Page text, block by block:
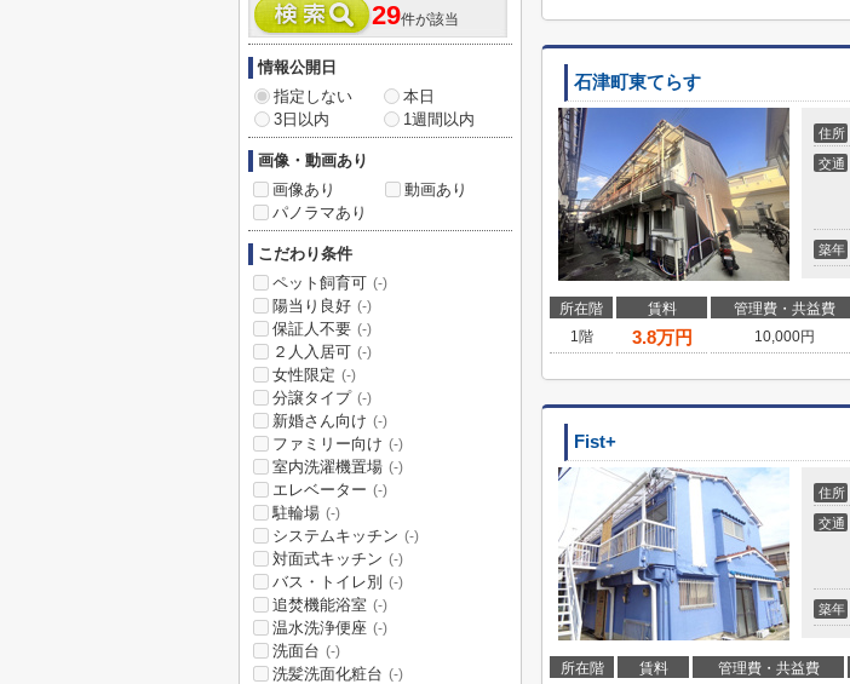
石津町東てらす
住所
交通
築年
所在階 賃料 管理費・共益費
1階
3.8万円 10,000円
Fist+
住所
交通
築年
所在階 賃料 管理費・共益費
29件が該当
情報公開日
指定しない
本日
3日以内
1週間以内
画像・動画あり
画像あり
動画あり
パノラマあり
こだわり条件
ペット飼育可 (-)
陽当り良好 (-)
保証人不要 (-)
２人入居可 (-)
女性限定 (-)
分譲タイプ (-)
新婚さん向け (-)
ファミリー向け (-)
室内洗濯機置場 (-)
エレベーター (-)
駐輪場 (-)
システムキッチン (-)
対面式キッチン (-)
バス・トイレ別 (-)
追焚機能浴室 (-)
温水洗浄便座 (-)
洗面台 (-)
洗髪洗面化粧台 (-)